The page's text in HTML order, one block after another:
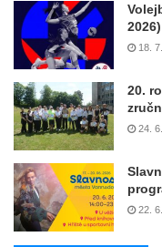
2026)
18.
20.
24.
22.